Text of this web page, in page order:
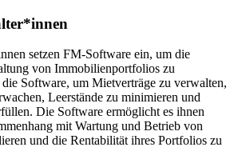
setzen FM-Software ein, um die
von Immobilienportfolios zu
Software, um Mietverträge zu verwalten,
Leerstände zu minimieren und
Die Software ermöglicht es ihnen
mit Wartung und Betrieb von
und die Rentabilität ihres Portfolios zu